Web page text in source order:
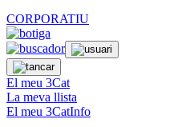
CORPORATIU
El meu 3Cat
La meva llista
El meu 3CatInfo